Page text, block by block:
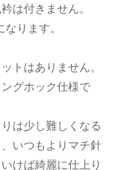
は付きません。
ります。
トはありません。
グホック仕様で
は少し難しくなる
いつもよりマチ針
けば綺麗に仕上り